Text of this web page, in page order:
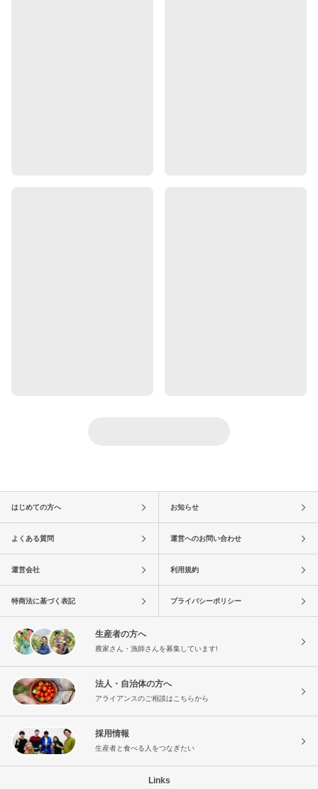
はじめての方へ お知らせ
よくある質問 運営へのお問い合わせ
運営会社 利用規約
特商法に基づく表記 プライバシーポリシー
生産者の方へ
農家さん・漁師さんを募集しています!
法人・自治体の方へ
アライアンスのご相談はこちらから
採用情報
生産者と食べる人をつなぎたい
Links